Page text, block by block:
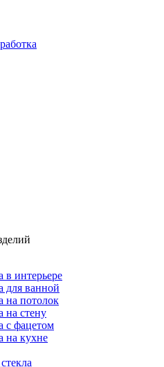
в интерьере
для ванной
на потолок
на стену
с фацетом
на кухне